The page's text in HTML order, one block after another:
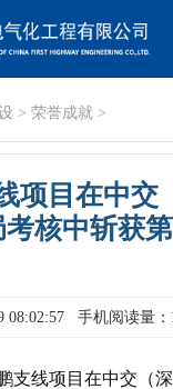
> 荣誉成就 >
项目在中交
考核中斩获
08:02:57 手机阅读量：
支线项目在中交（